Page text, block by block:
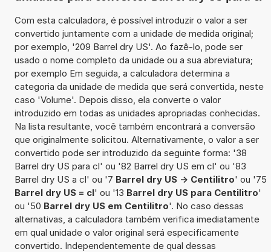
Com esta calculadora, é possível introduzir o valor a ser
convertido juntamente com a unidade de medida original;
por exemplo, '209 Barrel dry US'. Ao fazê-lo, pode ser
usado o nome completo da unidade ou a sua abreviatura;
por exemplo Em seguida, a calculadora determina a
categoria da unidade de medida que será convertida, neste
caso 'Volume'. Depois disso, ela converte o valor
introduzido em todas as unidades apropriadas conhecidas.
Na lista resultante, você também encontrará a conversão
que originalmente solicitou. Alternativamente, o valor a ser
convertido pode ser introduzido da seguinte forma: '38
Barrel dry US para cl' ou '82 Barrel dry US em cl' ou '83
Barrel dry US a cl' ou '7 Barrel dry US -> Centilitro' ou '75
Barrel dry US = cl' ou '13 Barrel dry US para Centilitro'
ou '50 Barrel dry US em Centilitro'. No caso dessas
alternativas, a calculadora também verifica imediatamente
em qual unidade o valor original será especificamente
convertido. Independentemente de qual dessas